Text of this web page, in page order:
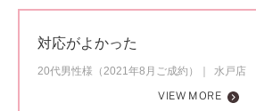
対応がよかった
20代男性様（2021年8月ご成約）
水戸店
VIEW MORE